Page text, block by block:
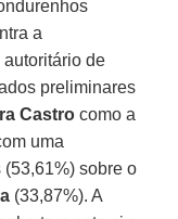
a
de
preliminares
Castro como a
uma
sobre o
(33,87%). A